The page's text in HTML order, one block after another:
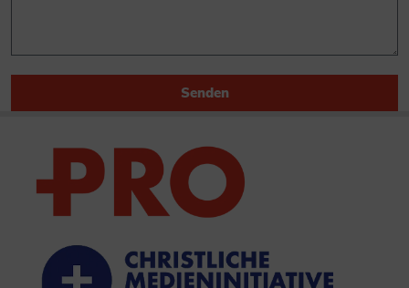
Senden